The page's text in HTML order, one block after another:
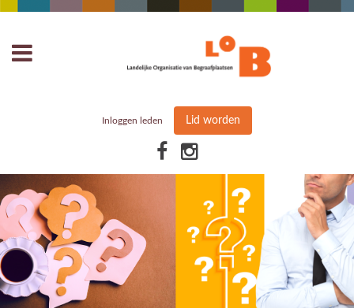
Inloggen leden Lid worden